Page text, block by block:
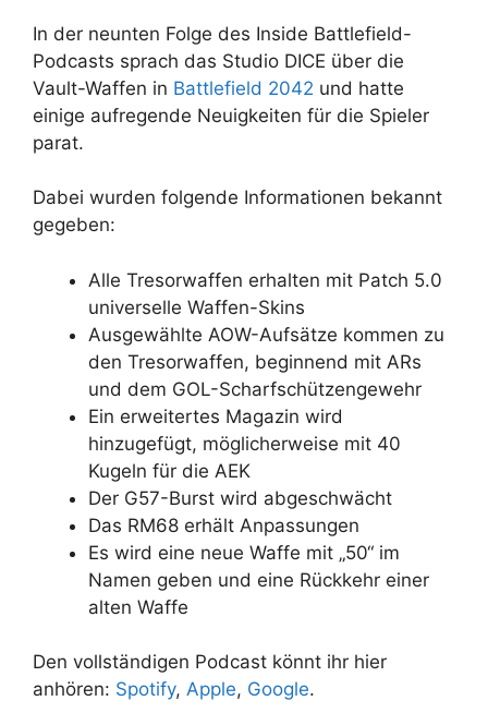
In der neunten Folge des Inside Battlefield-
Podcasts sprach das Studio DICE über die
Vault-Waffen in Battlefield 2042 und hatte
einige aufregende Neuigkeiten für die Spieler
parat.
Dabei wurden folgende Informationen bekannt
gegeben:
Alle Tresorwaffen erhalten mit Patch 5.0
universelle Waffen-Skins
Ausgewählte AOW-Aufsätze kommen zu
den Tresorwaffen, beginnend mit ARs
und dem GOL-Scharfschützengewehr
Ein erweitertes Magazin wird
hinzugefügt, möglicherweise mit 40
Kugeln für die AEK
Der G57-Burst wird abgeschwächt
Das RM68 erhält Anpassungen
Es wird eine neue Waffe mit „50“ im
Namen geben und eine Rückkehr einer
alten Waffe
Den vollständigen Podcast könnt ihr hier
anhören: Spotify, Apple, Google.